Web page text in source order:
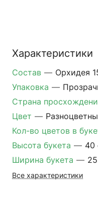
Характеристики
Состав — Орхидея
Упаковка —
Страна
Цвет —
Кол-во цветов в
Высота букета — 40
Ширина букета —
Все характеристики